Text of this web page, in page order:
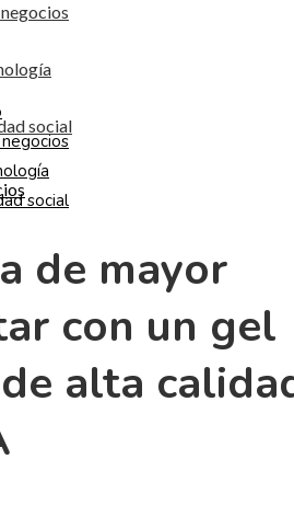
social
social
de mayor
con un gel
alta